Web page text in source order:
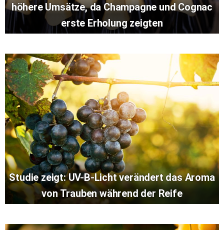
höhere Umsätze, da Champagne und Cognac
erste Erholung zeigten
Studie zeigt: UV-B-Licht verändert das Aroma
von Trauben während der Reife